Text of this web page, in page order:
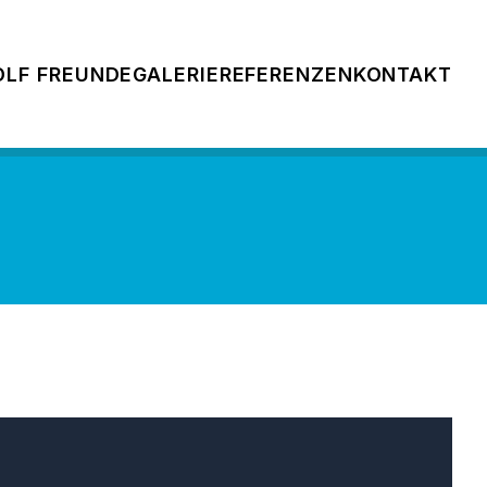
FREUNDEGALERIEREFERENZENKONTAKT